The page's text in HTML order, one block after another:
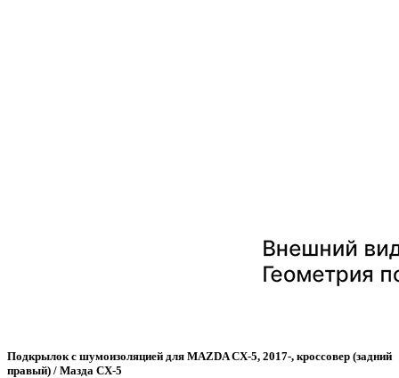
Подкрылок с шумоизоляцией для MAZDA CX-5, 2017-, кроссовер (задний
правый) / Мазда СХ-5